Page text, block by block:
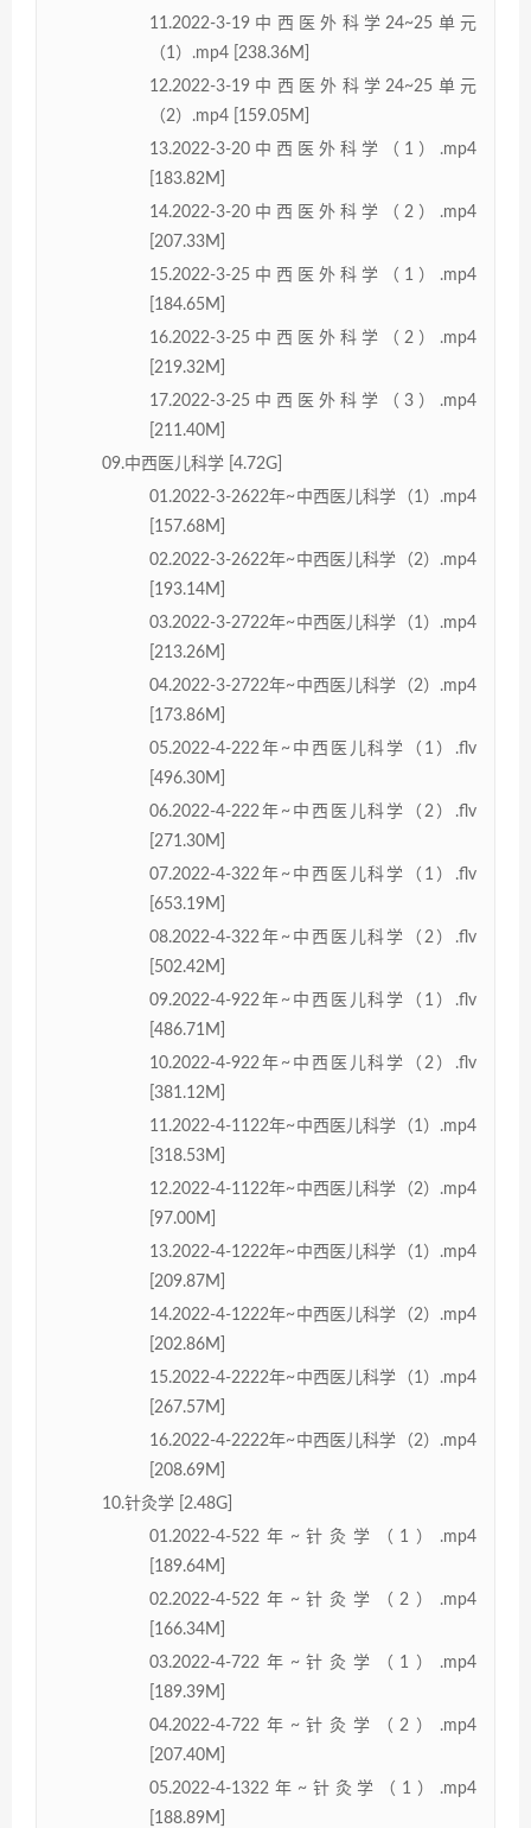
11.2022-3-19中西医外科学24~25单元
（1）.mp4 [238.36M]
12.2022-3-19中西医外科学24~25单元
（2）.mp4 [159.05M]
13.2022-3-20中西医外科学（1）.mp4
[183.82M]
14.2022-3-20中西医外科学（2）.mp4
[207.33M]
15.2022-3-25中西医外科学（1）.mp4
[184.65M]
16.2022-3-25中西医外科学（2）.mp4
[219.32M]
17.2022-3-25中西医外科学（3）.mp4
[211.40M]
09.中西医儿科学 [4.72G]
01.2022-3-2622年~中西医儿科学（1）.mp4
[157.68M]
02.2022-3-2622年~中西医儿科学（2）.mp4
[193.14M]
03.2022-3-2722年~中西医儿科学（1）.mp4
[213.26M]
04.2022-3-2722年~中西医儿科学（2）.mp4
[173.86M]
05.2022-4-222年~中西医儿科学（1）.flv
[496.30M]
06.2022-4-222年~中西医儿科学（2）.flv
[271.30M]
07.2022-4-322年~中西医儿科学（1）.flv
[653.19M]
08.2022-4-322年~中西医儿科学（2）.flv
[502.42M]
09.2022-4-922年~中西医儿科学（1）.flv
[486.71M]
10.2022-4-922年~中西医儿科学（2）.flv
[381.12M]
11.2022-4-1122年~中西医儿科学（1）.mp4
[318.53M]
12.2022-4-1122年~中西医儿科学（2）.mp4
[97.00M]
13.2022-4-1222年~中西医儿科学（1）.mp4
[209.87M]
14.2022-4-1222年~中西医儿科学（2）.mp4
[202.86M]
15.2022-4-2222年~中西医儿科学（1）.mp4
[267.57M]
16.2022-4-2222年~中西医儿科学（2）.mp4
[208.69M]
10.针灸学 [2.48G]
01.2022-4-522年~针灸学（1）.mp4
[189.64M]
02.2022-4-522年~针灸学（2）.mp4
[166.34M]
03.2022-4-722年~针灸学（1）.mp4
[189.39M]
04.2022-4-722年~针灸学（2）.mp4
[207.40M]
05.2022-4-1322年~针灸学（1）.mp4
[188.89M]